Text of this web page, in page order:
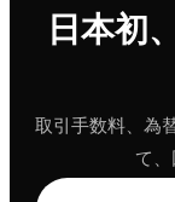
日本初
取引手数料、為
て、